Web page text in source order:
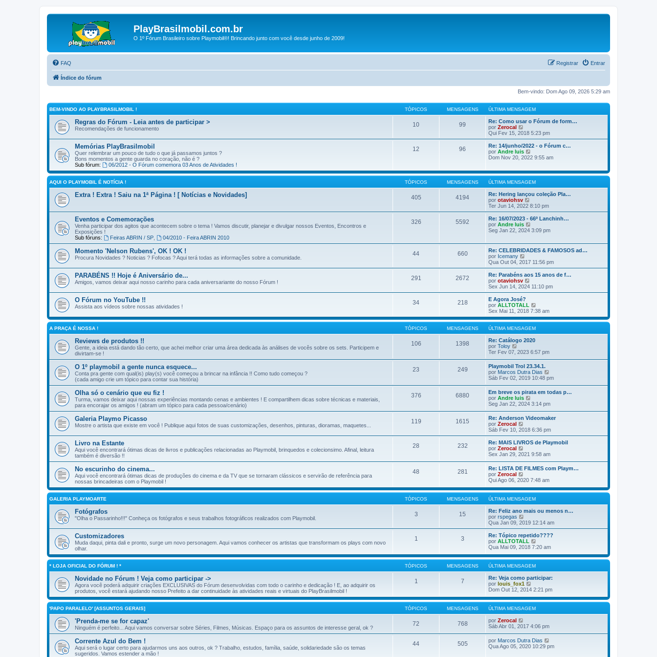
PlayBrasilmobil.com.br
O 1º Fórum Brasileiro sobre Playmobil®! Brincando junto com você desde junho de 2009!
FAQ Entrar
Registrar
Índice do fórum
Bem-vindo: Dom Ago 09, 2026 5:29 am
BEM-VINDO AO PLAYBRASILMOBIL ! TÓPICOS MENSAGENS ÚLTIMA MENSAGEM
Regras do Fórum - Leia antes de participar >
Recomendações de funcionamento
10 99
Re: Como usar o Fórum de form…
por Zerocal
e
r
ú
l
t
a
m
e
s
a
g
e
m
Qui Fev 15, 2018 5:23 pm
Memórias PlayBrasilmobil
Quer relembrar um pouco de tudo o que já passamos juntos ?
Bons momentos a gente guarda no coração, não é ?
Sub fórum:
06/2012 - O Fórum comemora 03 Anos de Atividades !
12 96
Re: 14/junho/2022 - o Fórum c…
por Andre luis
e
l
t
m
a
m
e
n
s
a
g
m
Dom Nov 20, 2022 9:55 am
AQUI O PLAYMOBIL É NOTÍCIA ! TÓPICOS MENSAGENS ÚLTIMA MENSAGEM
Extra ! Extra ! Saiu na 1ª Página ! [ Notícias e Novidades] 405 4194
Re: Hering lançou coleção Pla…
por otaviohsv
e
r
ú
l
t
a
m
n
s
a
e
m
Ter Jun 14, 2022 8:10 pm
Eventos e Comemorações
Venha participar dos agitos que acontecem sobre o tema ! Vamos discutir, planejar e divulgar nossos Eventos, Encontros e
Exposições !
Sub fóruns:
Feiras ABRIN / SP, 04/2010 - Feira ABRIN 2010
326 5592
Re: 16/07/2023 - 66º Lanchinh…
por Andre luis
e
l
t
m
a
m
n
s
g
e
m
Seg Jan 22, 2024 3:09 pm
Momento 'Nelson Rubens', OK ! OK !
Procura Novidades ? Noticias ? Fofocas ? Aqui terá todas as informações sobre a comunidade.
44 660
Re: CELEBRIDADES & FAMOSOS ad…
por Icemany
e
r
ú
l
t
m
a
m
e
n
s
a
g
e
m
Qua Out 04, 2017 11:56 pm
PARABÉNS !! Hoje é Aniversário de...
Amigos, vamos deixar aqui nosso carinho para cada aniversariante do nosso Fórum !
291 2672
Re: Parabéns aos 15 anos de f…
por otaviohsv
e
r
t
m
a
m
e
s
g
e
m
Sex Jun 14, 2024 11:10 pm
O Fórum no YouTube !!
Assista aos vídeos sobre nossas atividades !
34 218
E Agora José?
por ALLTOTALL
e
r
ú
t
a
e
n
s
a
g
e
Sex Mai 11, 2018 7:38 am
A PRAÇA É NOSSA ! TÓPICOS MENSAGENS ÚLTIMA MENSAGEM
Reviews de produtos !!
Gente, a ideia está dando tão certo, que achei melhor criar uma área dedicada às análises de vocês sobre os sets. Participem e
divirtam-se !
106 1398
Re: Catálogo 2020
por Toloy
e
ú
l
t
m
a
m
e
n
s
a
g
e
m
Ter Fev 07, 2023 6:57 pm
O 1º playmobil a gente nunca esquece...
Conta pra gente com qual(is) play(s) você começou a brincar na infância !! Como tudo começou ?
(cada amigo crie um tópico para contar sua história)
23 249
Playmobil Trol 23.34.1.
por Marcos Dutra Dias
e
l
i
m
a
e
n
s
g
Sáb Fev 02, 2019 10:48 pm
Olha só o cenário que eu fiz !
Turma, vamos deixar aqui nossas experiências montando cenas e ambientes ! E compartilhem dicas sobre técnicas e materiais,
para encorajar os amigos ! (abram um tópico para cada pessoa/cenário)
376 6880
Em breve os pirata em todas p…
por Andre luis
e
ú
l
t
i
m
a
e
n
s
g
m
Seg Jan 22, 2024 3:14 pm
Galeria Playmo Picasso
Mostre o artista que existe em você ! Publique aqui fotos de suas customizações, desenhos, pinturas, dioramas, maquetes...
119 1615
Re: Anderson Videomaker
por Zerocal
e
r
ú
t
a
e
n
s
a
g
e
Sáb Fev 10, 2018 6:36 pm
Livro na Estante
Aqui você encontrará ótimas dicas de livros e publicações relacionadas ao Playmobil, brinquedos e colecionsimo. Afinal, leitura
também é diversão !!
28 232
Re: MAIS LIVROS de Playmobil
por Zerocal
e
ú
l
t
i
m
a
m
e
n
a
g
e
m
Sex Jan 29, 2021 9:58 am
No escurinho do cinema...
Aqui você encontrará ótimas dicas de produções do cinema e da TV que se tornaram clássicos e servirão de referência para
nossas brincadeiras com o Playmobil !
48 281
Re: LISTA DE FILMES com Playm…
por Zerocal
e
ú
l
i
m
a
m
n
s
a
g
e
m
Qui Ago 06, 2020 7:48 am
GALERIA PLAYMOARTE TÓPICOS MENSAGENS ÚLTIMA MENSAGEM
Fotógrafos
"Olha o Passarinho!!!" Conheça os fotógrafos e seus trabalhos fotográficos realizados com Playmobil.
3 15
Re: Feliz ano mais ou menos n…
por rspegas
e
r
ú
l
t
m
a
m
n
s
a
g
e
m
Qua Jan 09, 2019 12:14 am
Customizadores
Muda daqui, pinta dali e pronto, surge um novo personagem. Aqui vamos conhecer os artistas que transformam os plays com novo
olhar.
1 3
Re: Tópico repetido????
por ALLTOTALL
e
ú
i
m
a
m
e
e
m
Qua Mai 09, 2018 7:20 am
* LOJA OFICIAL DO FÓRUM ! * TÓPICOS MENSAGENS ÚLTIMA MENSAGEM
Novidade no Fórum ! Veja como participar ->
Agora você poderá adquirir criações EXCLUSIVAS do Fórum desenvolvidas com todo o carinho e dedicação ! E, ao adquirir os
produtos, você estará ajudando nosso Prefeito a dar continuidade às atividades reais e virtuais do PlayBrasilmobil !
1 7
Re: Veja como participar:
por louis_fox1
e
ú
l
m
a
m
e
n
Dom Out 12, 2014 2:21 pm
'PAPO PARALELO' [ASSUNTOS GERAIS] TÓPICOS MENSAGENS ÚLTIMA MENSAGEM
'Prenda-me se for capaz'
Ninguém é perfeito... Aqui vamos conversar sobre Séries, Filmes, Músicas. Espaço para os assuntos de interesse geral, ok ?
72 768 por Zerocal
e
l
t
Sáb Abr 01, 2017 4:06 pm
Corrente Azul do Bem !
Aqui será o lugar certo para ajudarmos uns aos outros, ok ? Trabalho, estudos, família, saúde, solidariedade são os temas
sugeridos. Vamos estender a mão !
44 505 por Marcos Dutra Dias
e
Qua Ago 05, 2020 10:29 pm